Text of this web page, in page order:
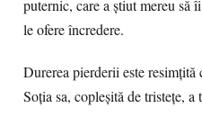
puternic, care a știut mereu să
le ofere încredere.
Durerea pierderii este
Soția sa, copleșită de tristețe,